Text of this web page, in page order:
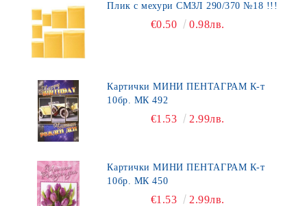
Плик с мехури СМЗЛ 290/370 №18 !!!
€0.50 0.98лв.
Картички МИНИ ПЕНТАГРАМ К-т
10бр. МК 492
€1.53 2.99лв.
Картички МИНИ ПЕНТАГРАМ К-т
10бр. МК 450
€1.53 2.99лв.